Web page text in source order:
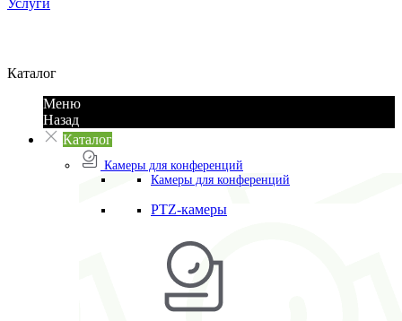
Услуги
Каталог
Меню
Назад
Каталог
Камеры для конференций
Камеры для конференций
PTZ-камеры